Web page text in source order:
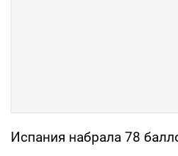
Испания набрала 78